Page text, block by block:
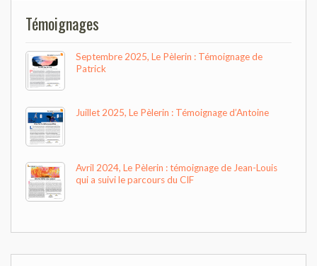
Témoignages
Septembre 2025, Le Pèlerin : Témoignage de
Patrick
Juillet 2025, Le Pèlerin : Témoignage d’Antoine
Avril 2024, Le Pèlerin : témoignage de Jean-Louis
qui a suivi le parcours du CIF